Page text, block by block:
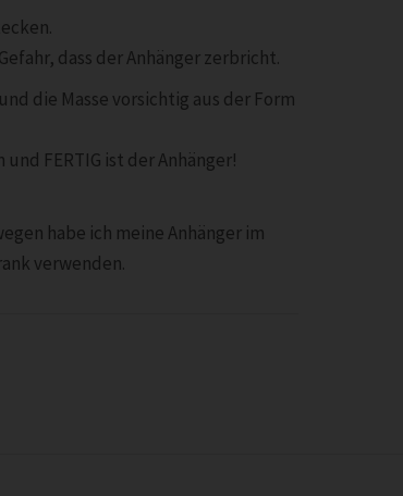
dass der Anhänger zerbricht.
die Masse vorsichtig aus der Form
FERTIG ist der Anhänger!
habe ich meine Anhänger im
verwenden.